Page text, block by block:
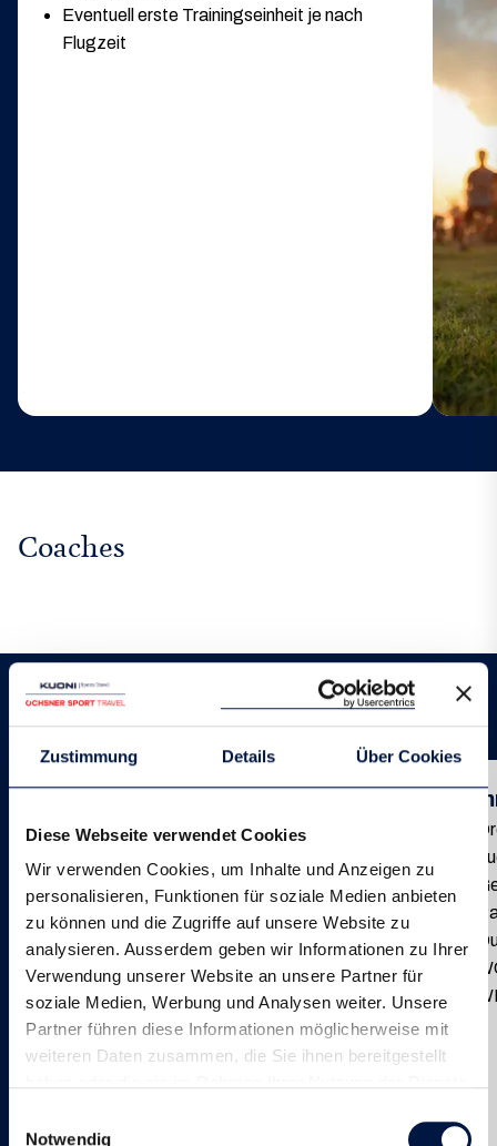
Zustimmung Details Über Cookies
Diese Webseite verwendet Cookies
Wir verwenden Cookies, um Inhalte und Anzeigen zu
personalisieren, Funktionen für soziale Medien anbieten
zu können und die Zugriffe auf unsere Website zu
analysieren. Ausserdem geben wir Informationen zu Ihrer
Verwendung unserer Website an unsere Partner für
soziale Medien, Werbung und Analysen weiter. Unsere
Partner führen diese Informationen möglicherweise mit
weiteren Daten zusammen, die Sie ihnen bereitgestellt
Notwendig
Eventuell erste Trainingseinheit je nach
Flugzeit
Coaches
Unterkunft
Gutes 4-Sternehotel
ca. 15 Min mit dem Taxi nach Verona oder an
den Gardasee
Diverse Naturrasen in top Qualität
Restaurant
Bar
Pools
und vieles mehr